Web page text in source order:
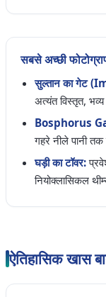
सबसे अच्छी
सुल्तान का गेट
अत्यंत विस्तृत,
Bosphorus
गहरे नीले पानी
घड़ी का टॉवर:
नियोक्लासिकल
ऐतिहासिक खास